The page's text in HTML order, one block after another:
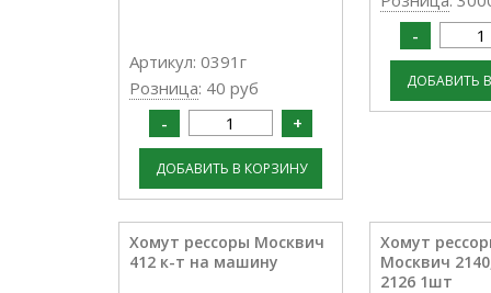
Артикул: 0391г
Розница: 40 руб
Хомут рессоры Москвич
412 к-т на машину
Хомут
Москвич
2126 1шт